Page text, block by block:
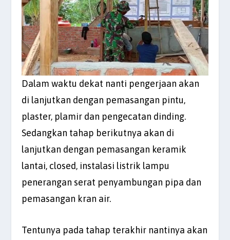
Dalam waktu dekat nanti pengerjaan akan
di lanjutkan dengan pemasangan pintu,
plaster, plamir dan pengecatan dinding.
Sedangkan tahap berikutnya akan di
lanjutkan dengan pemasangan keramik
lantai, closed, instalasi listrik lampu
penerangan serat penyambungan pipa dan
pemasangan kran air.
Tentunya pada tahap terakhir nantinya akan